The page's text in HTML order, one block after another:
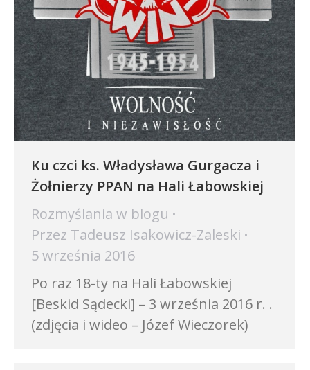
Ku czci ks. Władysława Gurgacza i
Żołnierzy PPAN na Hali Łabowskiej
Rozmyślania w blogu
Przez Tadeusz Isakowicz-Zaleski
5 września 2016
Po raz 18-ty na Hali Łabowskiej
[Beskid Sądecki] – 3 września 2016 r. .
(zdjęcia i wideo – Józef Wieczorek)